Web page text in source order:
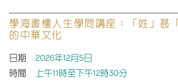
學海書樓人生學問講座：「姓」甚
的中華文化
日期
2026年12月5日
時間
上午11時至下午12時30分